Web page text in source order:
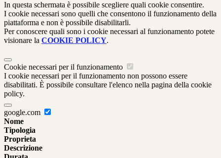
In questa schermata è possibile scegliere quali cookie consentire.
I cookie necessari sono quelli che consentono il funzionamento della
piattaforma e non è possibile disabilitarli.
Per conoscere quali sono i cookie necessari al funzionamento potete
visionare la COOKIE POLICY.
Cookie necessari per il funzionamento
I cookie necessari per il funzionamento non possono essere
disabilitati. È possibile consultare l'elenco nella pagina della cookie
policy.
google.com
Nome
Tipologia
Proprieta
Descrizione